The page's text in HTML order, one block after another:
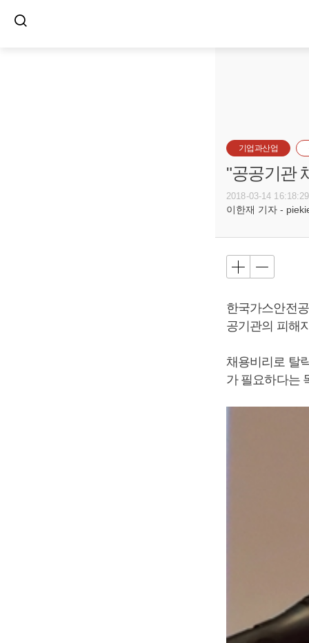
기업과산업
"공공기관
2018-03-14 16:18:29
이한재 기자 -
한국가스안전
공기관의 피해
채용비리로 탈
가 필요하다는